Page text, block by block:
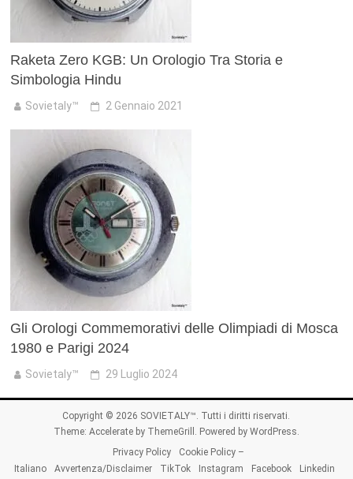
Raketa Zero KGB: Un Orologio Tra Storia e
Simbologia Hindu
Sovietaly™ 2 Gennaio 2021
Gli Orologi Commemorativi delle Olimpiadi di Mosca
1980 e Parigi 2024
Sovietaly™ 29 Luglio 2024
Copyright © 2026 SOVIETALY™. Tutti i diritti riservati.
Theme: Accelerateby ThemeGrill. Powered by WordPress.
Privacy Policy
Cookie Policy –
Italiano
Avvertenza/Disclaimer TikTok Instagram Facebook Linkedin